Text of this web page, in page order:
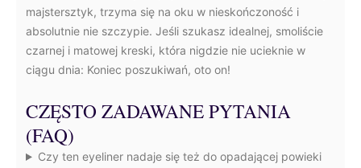
majstersztyk, trzyma się na oku w nieskończoność i
absolutnie nie szczypie. Jeśli szukasz idealnej, smoliście
czarnej i matowej kreski, która nigdzie nie ucieknie w
ciągu dnia: Koniec poszukiwań, oto on!
CZĘSTO ZADAWANE PYTANIA
(FAQ)
Czy ten eyeliner nadaje się też do opadającej powieki